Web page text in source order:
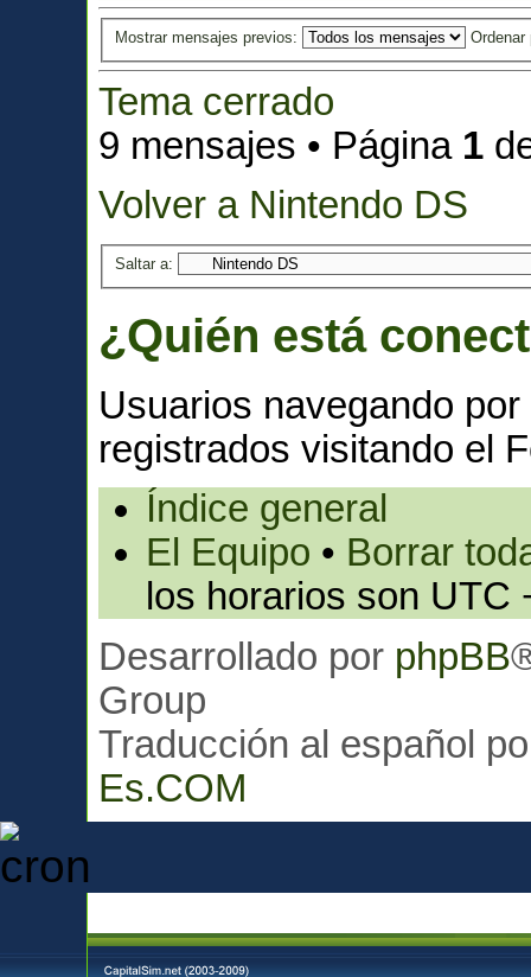
Mostrar mensajes previos:
Tema cerrado
9 mensajes • Página 1
Volver a Nintendo DS
Saltar a:
¿Quién está
Usuarios navegando
registrados visitando el
Índice general
El Equipo • Borrar
los horarios son UTC
Desarrollado por phpBB
Group
Traducción al español
Es.COM